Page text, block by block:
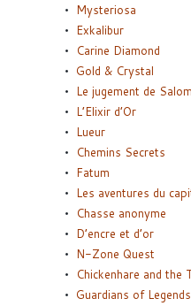
Mysteriosa
Exkalibur
Carine Diamond
Gold & Crystal
Le jugement de
L’Elixir d’Or
Lueur
Chemins Secrets
Fatum
Les aventures du
Chasse anonyme
D’encre et d’or
N-Zone Quest
Chickenhare and
Guardians of Legends